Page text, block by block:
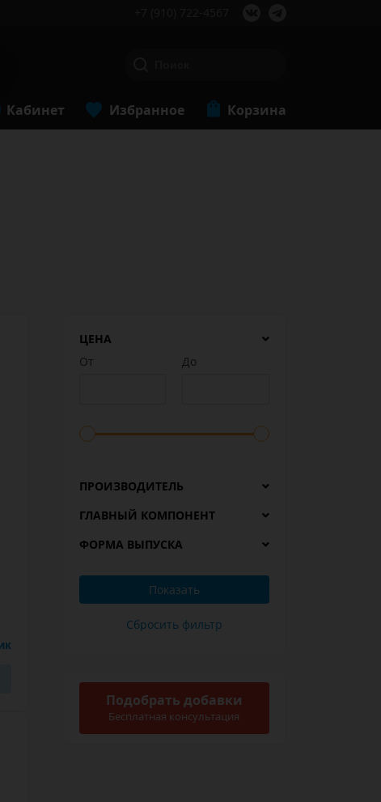
Кабинет Избранное Корзина
ЦЕНА
От
До
ПРОИЗВОДИТЕЛЬ
ГЛАВНЫЙ КОМПОНЕНТ
ФОРМА ВЫПУСКА
Подобрать добавки
Бесплатная консультация